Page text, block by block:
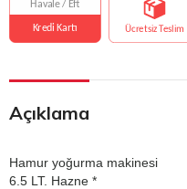
Açıklama
Hamur yoğurma makinesi
6.5 LT. Hazne *